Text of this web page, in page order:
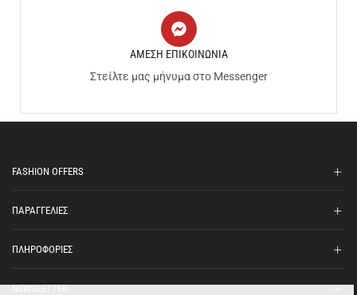
ΑΜΕΣΗ ΕΠΙΚΟΙΝΩΝΙΑ
Στείλτε μας μήνυμα στο Messenger
FASHION OFFERS
ΠΑΡΑΓΓΕΛΙΕΣ
ΠΛΗΡΟΦΟΡΙΕΣ
NEWSLETTER